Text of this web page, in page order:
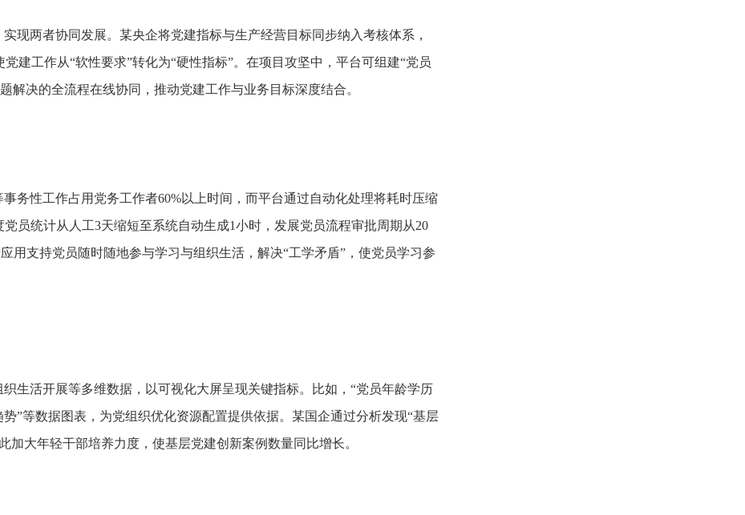
现两者协同发展。某央企将党建指标与生产经营目标同步纳入考核体系，
建工作从“软性要求”转化为“硬性指标”。在项目攻坚中，平台可组建“党员
解决的全流程在线协同，推动党建工作与业务目标深度结合。
务性工作占用党务工作者60%以上时间，而平台通过自动化处理将耗时压缩
员统计从人工3天缩短至系统自动生成1小时，发展党员流程审批周期从20
用支持党员随时随地参与学习与组织生活，解决“工学矛盾”，使党员学习参
生活开展等多维数据，以可视化大屏呈现关键指标。比如，“党员年龄学历
”等数据图表，为党组织优化资源配置提供依据。某国企通过分析发现“基层
加大年轻干部培养力度，使基层党建创新案例数量同比增长。